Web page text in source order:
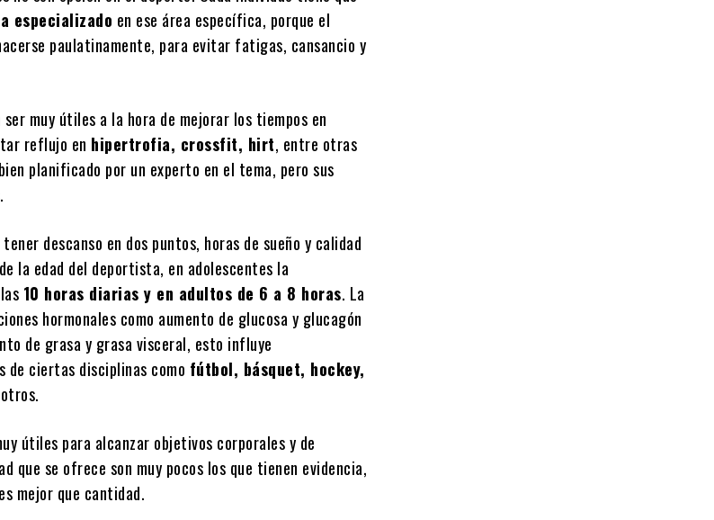
especializado en ese área específica, porque el
paulatinamente, para evitar fatigas, cansancio y
ser muy útiles a la hora de mejorar los tiempos en
reflujo en hipertrofia, crossfit, hirt, entre otras
planificado por un experto en el tema, pero sus
descanso en dos puntos, horas de sueño y calidad
la edad del deportista, en adolescentes la
10 horas diarias y en adultos de 6 a 8 horas. La
hormonales como aumento de glucosa y glucagón
de grasa y grasa visceral, esto influye
de ciertas disciplinas como fútbol, básquet, hockey,
útiles para alcanzar objetivos corporales y de
que se ofrece son muy pocos los que tienen evidencia,
mejor que cantidad.